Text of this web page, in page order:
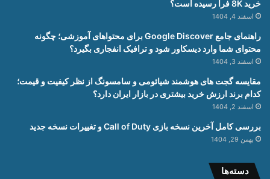
خرید 8K فرا رسیده است؟
اسفند 4, 1404
راهنمای جامع Google Discover برای محتواهای آموزشی؛ چگونه
محتوای شما وارد دیسکاور شود و ترافیک انفجاری بگیرد؟
اسفند 3, 1404
مقایسه گجت های هوشمند شیائومی و سامسونگ از نظر کیفیت و قیمت؛
کدام برند ارزش خرید بیشتری در بازار ایران دارد؟
اسفند 2, 1404
بررسی کامل آخرین نسخه بازی Call of Duty و تغییرات نسخه جدید
بهمن 29, 1404
دسته‌ها